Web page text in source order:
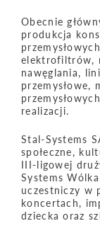
Obecnie
produkcja
elektrofiltrów,
nawęglania,
przemysłowe,
realizacji.
Stal-Systems
społeczne,
III-ligowej
Systems
uczestniczy w
koncertach,
dziecka oraz